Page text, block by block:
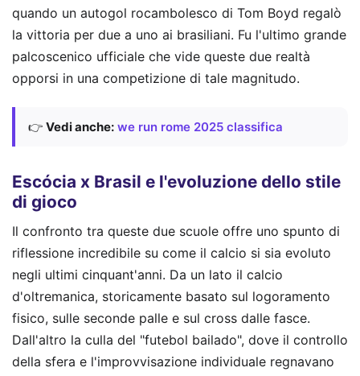
quando un autogol rocambolesco di Tom Boyd regalò
la vittoria per due a uno ai brasiliani. Fu l'ultimo grande
palcoscenico ufficiale che vide queste due realtà
opporsi in una competizione di tale magnitudo.
👉 Vedi anche: we run rome 2025 classifica
Escócia x Brasil e l'evoluzione dello stile
di gioco
Il confronto tra queste due scuole offre uno spunto di
riflessione incredibile su come il calcio si sia evoluto
negli ultimi cinquant'anni. Da un lato il calcio
d'oltremanica, storicamente basato sul logoramento
fisico, sulle seconde palle e sul cross dalle fasce.
Dall'altro la culla del "futebol bailado", dove il controllo
della sfera e l'improvvisazione individuale regnavano